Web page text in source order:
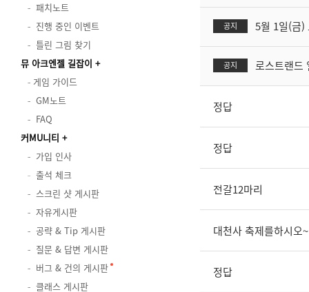
패치노트
진행 중인 이벤트
틀린 그림 찾기
뮤 아크엔젤 길잡이
게임 가이드
GM노트
FAQ
커MU니티
가입 인사
출석 체크
스크린 샷 게시판
자유게시판
공략 & Tip 게시판
질문 & 답변 게시판
버그 & 건의 게시판
클래스 게시판
공지 5월 1일(금)
공지 로스트랜드
정답
정답
전갈12마리
대천사 축제를하시오~
정답